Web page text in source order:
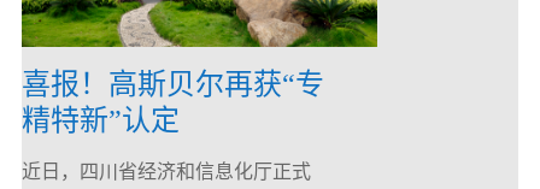
喜报！高斯贝尔再获“专
精特新”认定
近日，四川省经济和信息化厅正式